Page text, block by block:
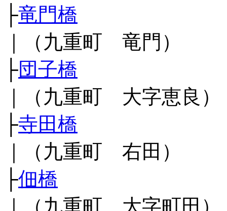
├竜門橋
｜（九重町 竜門）
├団子橋
｜（九重町 大字恵良）
├寺田橋
｜（九重町 右田）
├佃橋
｜（九重町 大字町田）